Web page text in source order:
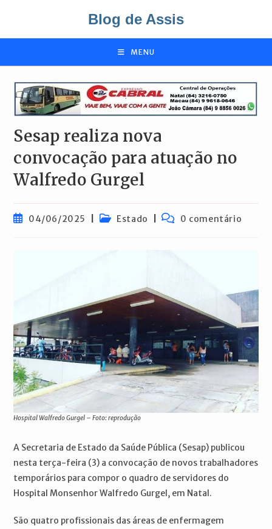
o
Blog de Assis
MENU
Sesap realiza nova
convocação para atuação no
Walfredo Gurgel
Post04/06/2025
Categoria
Estado
Comentários
0 comentário
Hospital Walfredo Gurgel – Foto: reprodução
A Secretaria de Estado da Saúde Pública (Sesap) publicou
nesta terça-feira (3) a convocação de novos trabalhadores
temporários para compor o quadro de servidores do
Hospital Monsenhor Walfredo Gurgel, em Natal.
São quatro profissionais das áreas de enfermagem